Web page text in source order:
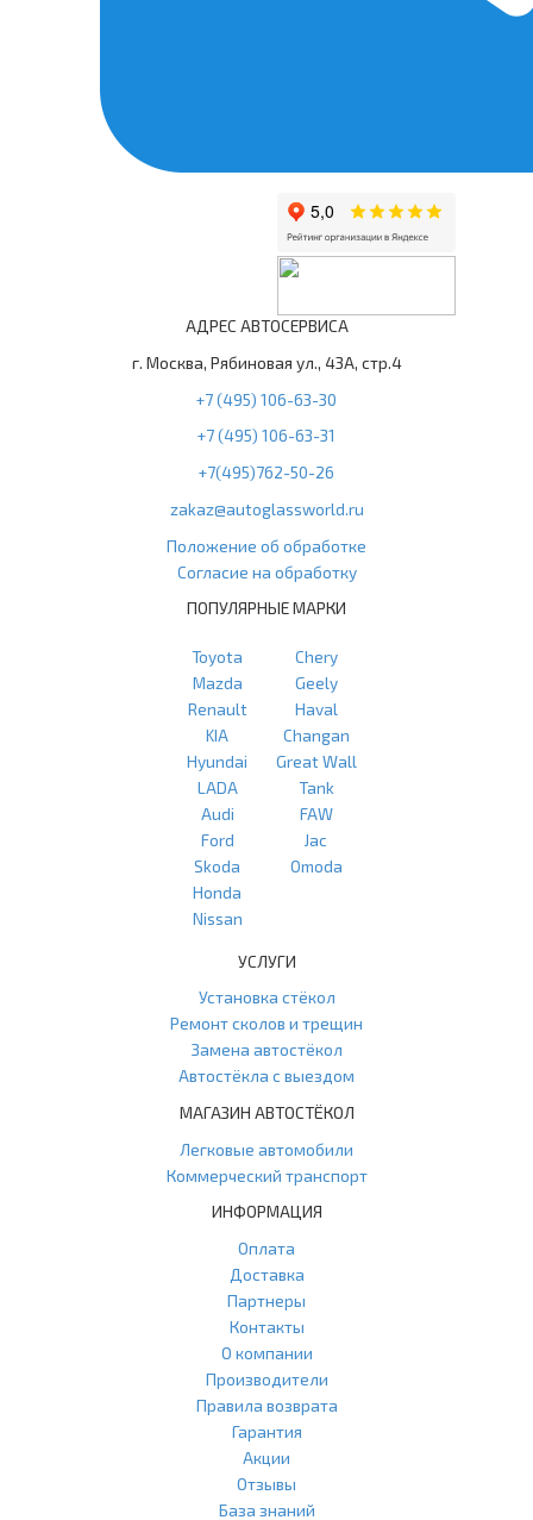
АДРЕС АВТОСЕРВИСА
г. Москва, Рябиновая ул., 43А, стр.4
+7 (495) 106-63-30
+7 (495) 106-63-31
+7(495)762-50-26
zakaz@autoglassworld.ru
Положение об обработке
Согласие на обработку
ПОПУЛЯРНЫЕ МАРКИ
Toyota
Mazda
Renault
KIA
Hyundai
LADA
Audi
Ford
Skoda
Honda
Nissan
Chery
Geely
Haval
Changan
Great Wall
Tank
FAW
Jac
Omoda
УСЛУГИ
Установка стёкол
Ремонт сколов и трещин
Замена автостёкол
Автостёкла с выездом
МАГАЗИН АВТОСТЁКОЛ
Легковые автомобили
Коммерческий транспорт
ИНФОРМАЦИЯ
Оплата
Доставка
Партнеры
Контакты
О компании
Производители
Правила возврата
Гарантия
Акции
Отзывы
База знаний